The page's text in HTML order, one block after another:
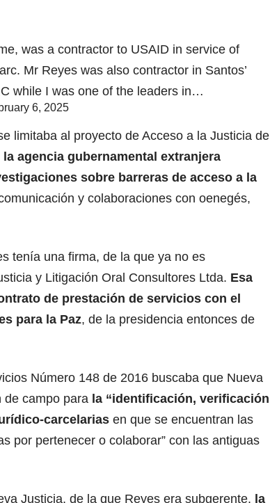
was a contractor to USAID in service of
Mr Reyes was also contractor in Santos’
while I was one of the leaders in…
6, 2025
limitaba al proyecto de Acceso a la Justicia de
agencia gubernamental extranjera
sobre barreras de acceso a la
y colaboraciones con oenegés,
tenía una firma, de la que ya no es
y Litigación Oral Consultores Ltda. Esa
de prestación de servicios con el
para la Paz, de la presidencia entonces de
Número 148 de 2016 buscaba que Nueva
de campo para la “identificación, verificación
carcelarias en que se encuentran las
por pertenecer o colaborar” con las antiguas
Justicia, de la que Reyes era subgerente, la